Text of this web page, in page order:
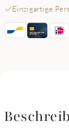
Einzigartige